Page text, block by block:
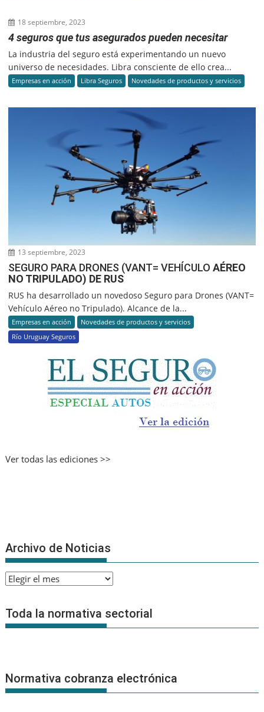
18 septiembre, 2023
4 seguros que tus asegurados pueden necesitar
La industria del seguro está experimentando un nuevo
universo de necesidades. Libra consciente de ello crea...
Empresas en acción Libra Seguros Novedades de productos y servicios
13 septiembre, 2023
SEGURO PARA DRONES (VANT= VEHÍCULOAÉREO
NO TRIPULADO) DE RUS
RUS ha desarrollado un novedoso Seguro para Drones (VANT=
Vehículo Aéreo no Tripulado). Alcance de la...
Empresas en acción
Novedades de productos y servicios
Río Uruguay Seguros
Ver todas las ediciones >>
Archivo de Noticias
Archivo
Noticias
Toda la normativa sectorial
Normativa cobranza electrónica